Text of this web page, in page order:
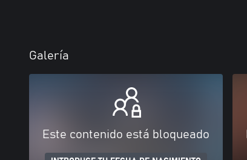
Galería
Este contenido está bloqueado